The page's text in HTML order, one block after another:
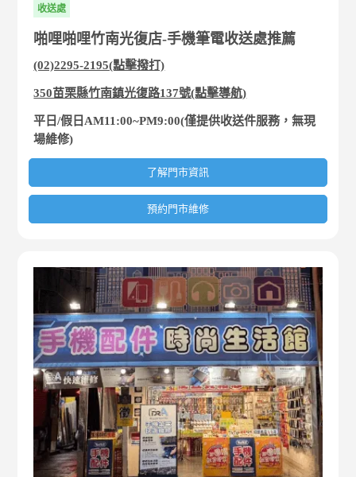
收送處
啪哩啪哩竹南光復店-手機筆電收送處推薦
(02)2295-2195(點擊撥打)
350苗栗縣竹南鎮光復路137號(點擊導航)
平日/假日AM11:00~PM9:00(僅提供收送件服務，無現
場維修)
了解門市資訊
預約門市維修